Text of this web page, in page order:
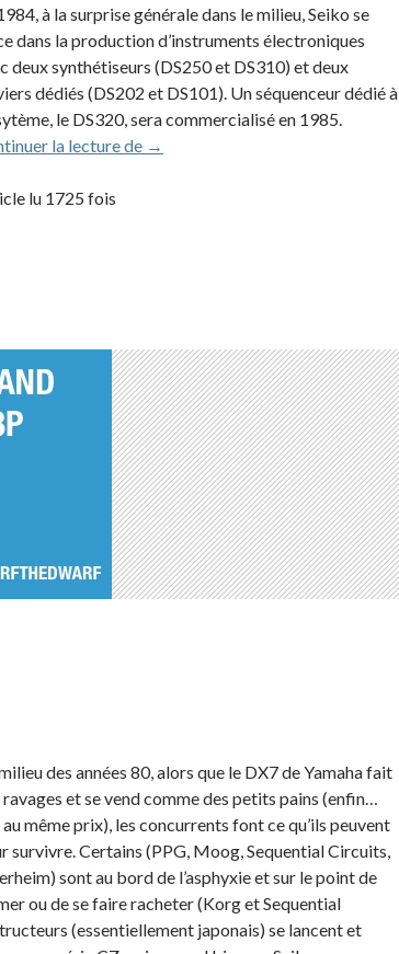
à la surprise générale dans le milieu, Seiko se
dans la production d’instruments électroniques
deux synthétiseurs (DS250 et DS310) et deux
dédiés (DS202 et DS101). Un séquenceur dédié à
le DS320, sera commercialisé en 1985.
la lecture de Seiko DS250 / DS 310 (1984)
→
lu 1725 fois
des années 80, alors que le DX7 de Yamaha fait
ravages et se vend comme des petits pains (enfin…
au même prix), les concurrents font ce qu’ils peuvent
survivre. Certains (PPG, Moog, Sequential Circuits,
sont au bord de l’asphyxie et sur le point de
ou de se faire racheter (Korg et Sequential
(essentiellement japonais) se lancent et